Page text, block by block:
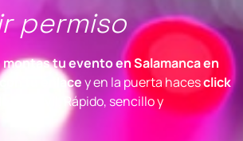
permiso
montas tu evento en Salamanca en
tu enlacey en la puerta hacesclick
el móvil
. Rápido, sencillo y